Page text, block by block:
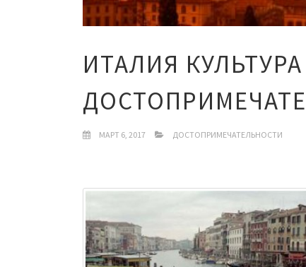
ИТАЛИЯ КУЛЬТУРА
МАРТ 6, 2017 ДОСТОПРИМЕЧАТЕЛЬНОСТИ